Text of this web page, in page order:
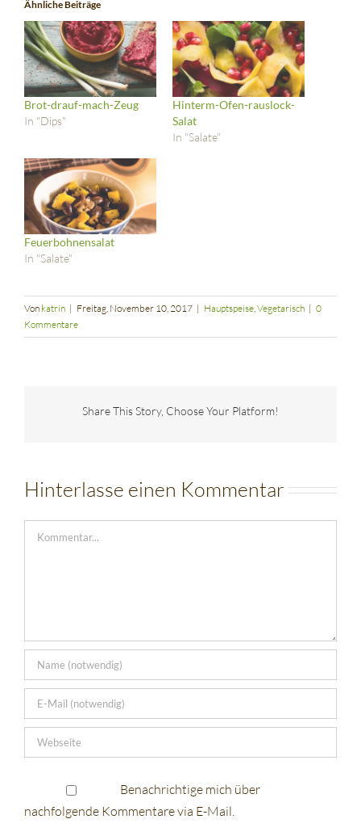
in
neuem
Fenster
geöffnet)
in
neuem
Fenster
geöffnet)
neuem
Fenster
geöffnet)
Ähnliche Beiträge
Brot-drauf-mach-Zeug
In "Dips"
Hinterm-Ofen-rauslock-
Salat
In "Salate"
Feuerbohnensalat
In "Salate"
Von katrin | Freitag, November 10, 2017 | Hauptspeise Vegetarisch | 0
Kommentare
Share This Story, Choose Your Platform!
Hinterlasse einen Kommentar
Kommentar
Benachrichtige mich über
nachfolgende Kommentare via E-Mail.